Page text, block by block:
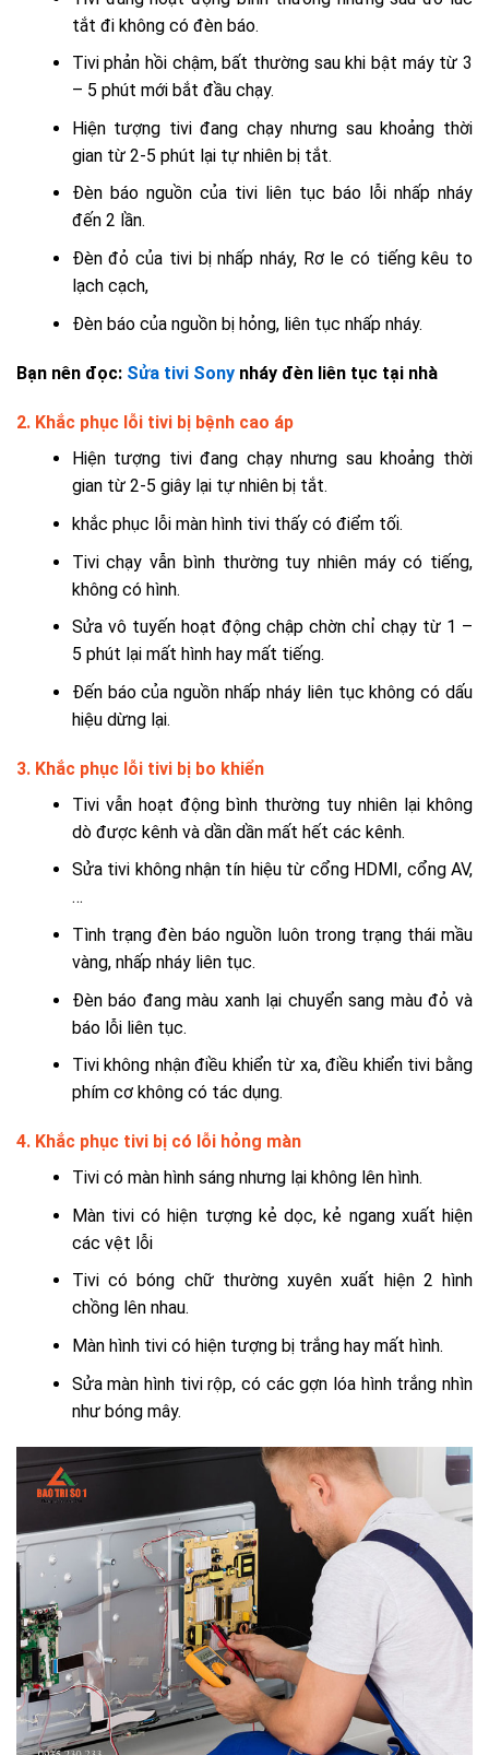
tắt đi không có đèn báo.
Tivi phản hồi chậm, bất thường sau khi bật máy từ 3
– 5 phút mới bắt đầu chạy.
Hiện tượng tivi đang chạy nhưng sau khoảng thời
gian từ 2-5 phút lại tự nhiên bị tắt.
Đèn báo nguồn của tivi liên tục báo lỗi nhấp nháy
đến 2 lần.
Đèn đỏ của tivi bị nhấp nháy, Rơ le có tiếng kêu to
lạch cạch,
Đèn báo của nguồn bị hỏng, liên tục nhấp nháy.
Bạn nên đọc: Sửa tivi Sony nháy đèn liên tục tại nhà
2. Khắc phục lỗi tivi bị bệnh cao áp
Hiện tượng tivi đang chạy nhưng sau khoảng thời
gian từ 2-5 giây lại tự nhiên bị tắt.
khắc phục lỗi màn hình tivi thấy có điểm tối.
Tivi chạy vẫn bình thường tuy nhiên máy có tiếng,
không có hình.
Sửa vô tuyến hoạt động chập chờn chỉ chạy từ 1 –
5 phút lại mất hình hay mất tiếng.
Đến báo của nguồn nhấp nháy liên tục không có dấu
hiệu dừng lại.
3. Khắc phục lỗi tivi bị bo khiển
Tivi vẫn hoạt động bình thường tuy nhiên lại không
dò được kênh và dần dần mất hết các kênh.
Sửa tivi không nhận tín hiệu từ cổng HDMI, cổng AV,
…
Tình trạng đèn báo nguồn luôn trong trạng thái mầu
vàng, nhấp nháy liên tục.
Đèn báo đang màu xanh lại chuyển sang màu đỏ và
báo lỗi liên tục.
Tivi không nhận điều khiển từ xa, điều khiển tivi bằng
phím cơ không có tác dụng.
4. Khắc phục tivi bị có lỗi hỏng màn
Tivi có màn hình sáng nhưng lại không lên hình.
Màn tivi có hiện tượng kẻ dọc, kẻ ngang xuất hiện
các vệt lỗi
Tivi có bóng chữ thường xuyên xuất hiện 2 hình
chồng lên nhau.
Màn hình tivi có hiện tượng bị trắng hay mất hình.
Sửa màn hình tivi rộp, có các gợn lóa hình trắng nhìn
như bóng mây.